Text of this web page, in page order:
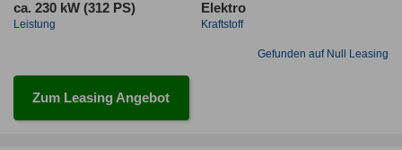
ca. 230 kW (312 PS)
Leistung
Elektro
Kraftstoff
Gefunden auf Null Leasing
Zum Leasing Angebot